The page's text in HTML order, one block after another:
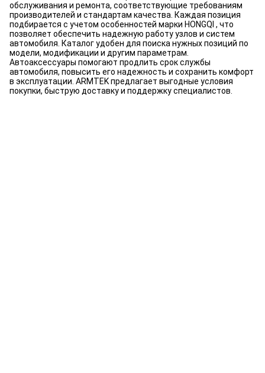
обслуживания и ремонта, соответствующие требованиям
производителей и стандартам качества. Каждая позиция
подбирается с учетом особенностей марки HONGQI , что
позволяет обеспечить надежную работу узлов и систем
автомобиля. Каталог удобен для поиска нужных позиций по
модели, модификации и другим параметрам.
Автоаксессуары помогают продлить срок службы
автомобиля, повысить его надежность и сохранить комфорт
в эксплуатации. ARMTEK предлагает выгодные условия
покупки, быструю доставку и поддержку специалистов.